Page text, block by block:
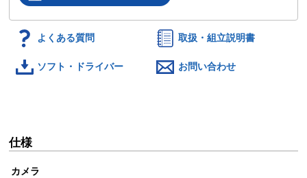
よくある質問 取扱・組立説明書
ソフト・ドライバー お問い合わせ
仕様
カメラ